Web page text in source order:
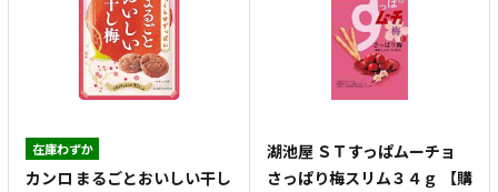
在庫わずか
カンロ まるごとおいしい干し
湖池屋 ＳＴすっぱムーチョ
さっぱり梅スリム３４ｇ 【購